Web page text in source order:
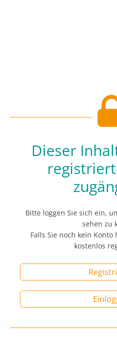
Dieser
Bitte loggen Sie sich ein,
sehen zu
Falls Sie noch kein
kostenlos